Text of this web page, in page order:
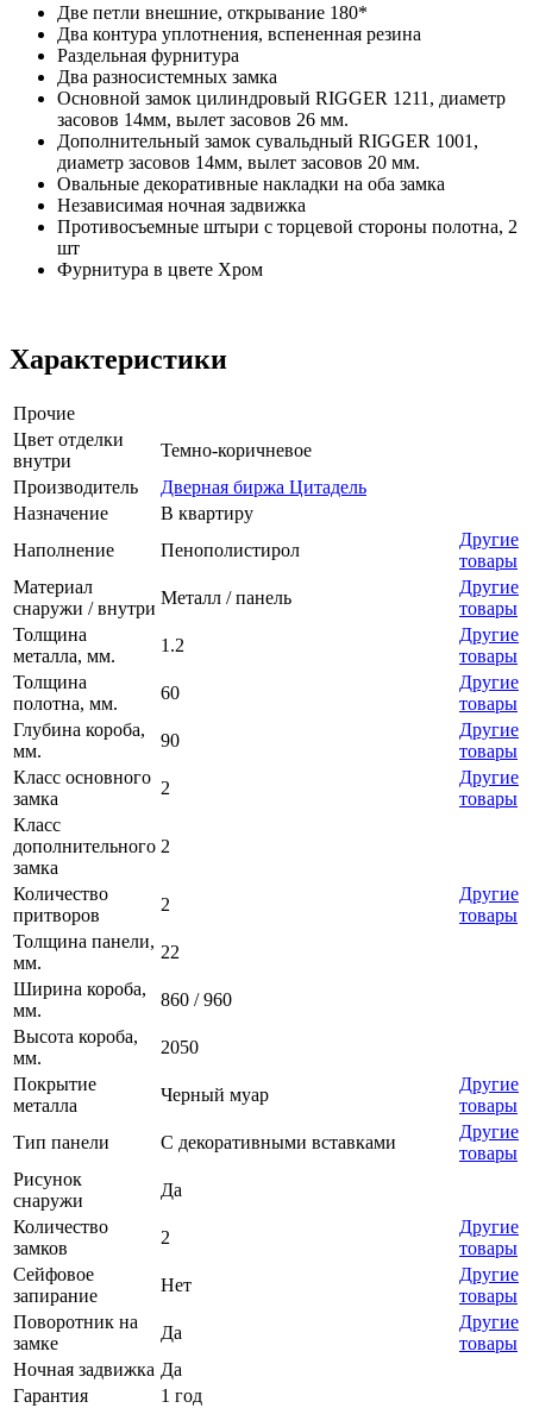
Две петли внешние, открывание 180*
Два контура уплотнения, вспененная резина
Раздельная фурнитура
Два разносистемных замка
Основной замок цилиндровый RIGGER 1211, диаметр
засовов 14мм, вылет засовов 26 мм.
Дополнительный замок сувальдный RIGGER 1001,
диаметр засовов 14мм, вылет засовов 20 мм.
Овальные декоративные накладки на оба замка
Независимая ночная задвижка
Противосъемные штыри с торцевой стороны полотна, 2
шт
Фурнитура в цвете Хром
Характеристики
Прочие
Цвет отделки
внутри
Темно-коричневое
Производитель
Дверная биржа Цитадель
Назначение
В квартиру
Наполнение
Пенополистирол
Другие
товары
Материал
снаружи / внутри
Металл / панель
Другие
товары
Толщина
металла, мм.
1.2
Другие
товары
Толщина
полотна, мм.
60
Другие
товары
Глубина короба,
мм.
90
Другие
товары
Класс основного
замка
2
Другие
товары
Класс
дополнительного
замка
2
Количество
притворов
2
Другие
товары
Толщина панели,
мм.
22
Ширина короба,
мм.
860 / 960
Высота короба,
мм.
2050
Покрытие
металла
Черный муар
Другие
товары
Тип панели
С декоративными вставками
Другие
товары
Рисунок
снаружи
Да
Количество
замков
2
Другие
товары
Сейфовое
запирание
Нет
Другие
товары
Поворотник на
замке
Да
Другие
товары
Ночная задвижка Да
Гарантия
1 год